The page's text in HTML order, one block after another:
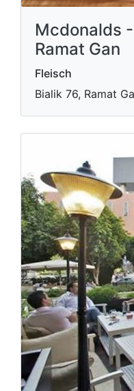
Mcdonalds
Ramat Gan
Fleisch
Bialik 76, Ramat